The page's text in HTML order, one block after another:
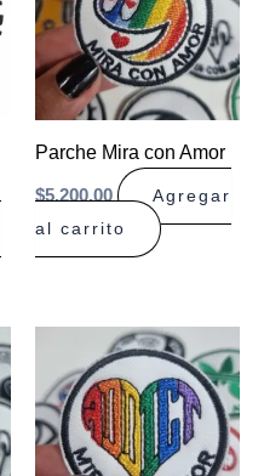
Parche Mira con Amor
$5.200,00
Agregar
al carrito